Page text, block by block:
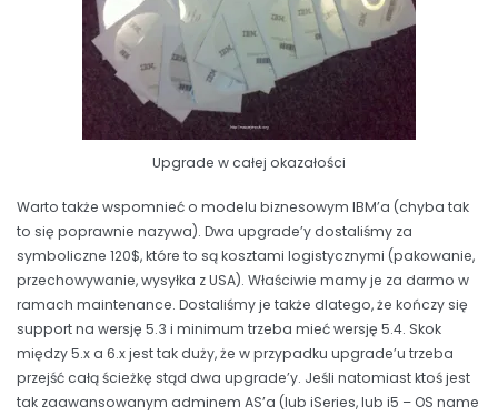
Upgrade w całej okazałości
Warto także wspomnieć o modelu biznesowym IBM’a (chyba tak
to się poprawnie nazywa). Dwa upgrade’y dostaliśmy za
symboliczne 120$, które to są kosztami logistycznymi (pakowanie,
przechowywanie, wysyłka z USA). Właściwie mamy je za darmo w
ramach maintenance. Dostaliśmy je także dlatego, że kończy się
support na wersję 5.3 i minimum trzeba mieć wersję 5.4. Skok
między 5.x a 6.x jest tak duży, że w przypadku upgrade’u trzeba
przejść całą ścieżkę stąd dwa upgrade’y. Jeśli natomiast ktoś jest
tak zaawansowanym adminem AS’a (lub iSeries, lub i5 – OS name